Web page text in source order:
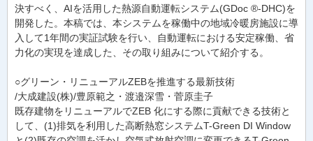
決すべく、AIを活用した熱源自動運転システム(GDoc ®-DHC)を
開発した。本稿では、本システムを稼働中の地域冷暖房施設に導
入して1年間の実証試験を行い、自動運転における安定稼働、省
力化の実現を達成した、その取り組みについて紹介する。
○グリーン・リニューアルZEBを推進する最新技術
/大成建設(株)/豊原範之・渡邉深雪・菅原圭子
既存建物をリニューアルでZEB 化にする際に貢献できる技術と
して、(1)排気を利用した高断熱窓システムT-Green DI Window